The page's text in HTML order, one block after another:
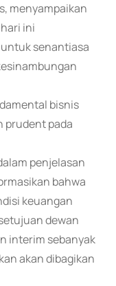
menyampaikan
ini
senantiasa
bisnis
prudent pada
penjelasan
bahwa
keuangan
dewan
interim sebanyak
akan dibagikan